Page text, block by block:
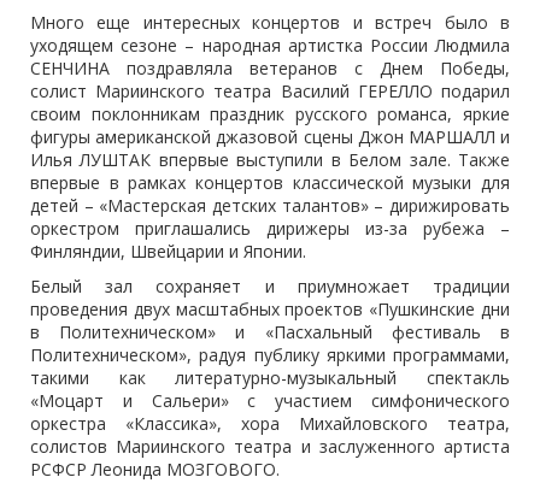
Много еще интересных концертов и встреч было в
уходящем сезоне – народная артистка России Людмила
СЕНЧИНА поздравляла ветеранов с Днем Победы,
солист Мариинского театра Василий ГЕРЕЛЛО подарил
своим поклонникам праздник русского романса, яркие
фигуры американской джазовой сцены Джон МАРШАЛЛ и
Илья ЛУШТАК впервые выступили в Белом зале. Также
впервые в рамках концертов классической музыки для
детей – «Мастерская детских талантов» – дирижировать
оркестром приглашались дирижеры из-за рубежа –
Финляндии, Швейцарии и Японии.
Белый зал сохраняет и приумножает традиции
проведения двух масштабных проектов «Пушкинские дни
в Политехническом» и «Пасхальный фестиваль в
Политехническом», радуя публику яркими программами,
такими как литературно-музыкальный спектакль
«Моцарт и Сальери» с участием симфонического
оркестра «Классика», хора Михайловского театра,
солистов Мариинского театра и заслуженного артиста
РСФСР Леонида МОЗГОВОГО.